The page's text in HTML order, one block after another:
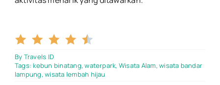
4.5/5
By Travels ID
Tags:kebun binatang,waterpark, Wisata Alam,wisata bandar
lampung,wisata lembah hijau